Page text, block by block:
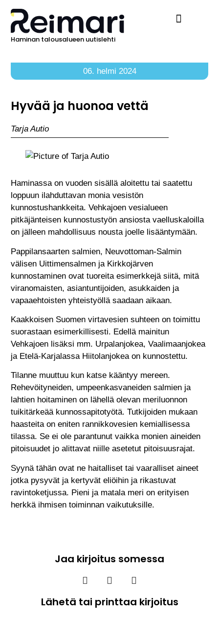
Haminan talousalueen uutislehti
06. helmi 2024
Hyvää ja huonoa vettä
Tarja Autio
Haminassa on vuoden sisällä aloitettu tai saatettu
loppuun ilahduttavan monia vesistön
kunnostushankkeita. Vehkajoen vesialueen
pitkäjänteisen kunnostustyön ansiosta vaelluskaloilla
on jälleen mahdollisuus nousta joelle lisääntymään.
Pappilansaarten salmien, Neuvottoman-Salmin
välisen Uittimensalmen ja Kirkkojärven
kunnostaminen ovat tuoreita esimerkkejä siitä, mitä
viranomaisten, asiantuntijoiden, asukkaiden ja
vapaaehtoisten yhteistyöllä saadaan aikaan.
Kaakkoisen Suomen virtavesien suhteen on toimittu
suorastaan esimerkillisesti. Edellä mainitun
Vehkajoen lisäksi mm. Urpalanjokea, Vaalimaanjokea
ja Etelä-Karjalassa Hiitolanjokea on kunnostettu.
Tilanne muuttuu kun katse kääntyy mereen.
Rehevöityneiden, umpeenkasvaneiden salmien ja
lahtien hoitaminen on lähellä olevan meriluonnon
tuikitärkeää kunnossapitotyötä. Tutkijoiden mukaan
haasteita on eniten rannikkovesien kemiallisessa
tilassa. Se ei ole parantunut vaikka monien aineiden
pitoisuudet jo alittavat niille asetetut pitoisuusrajat.
Syynä tähän ovat ne haitalliset tai vaaralliset aineet
jotka pysyvät ja kertyvät eliöihin ja rikastuvat
ravintoketjussa. Pieni ja matala meri on erityisen
herkkä ihmisen toiminnan vaikutuksille.
Jaa kirjoitus somessa
Lähetä tai printtaa kirjoitus